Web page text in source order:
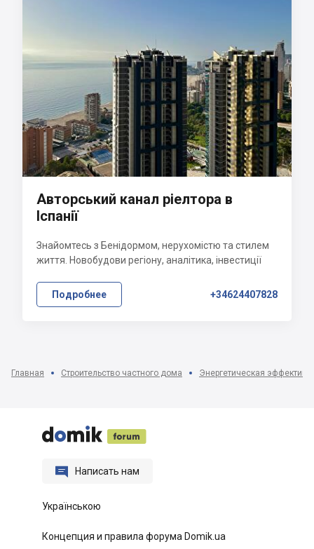
Авторський канал ріелтора в
Іспанії
Знайомтесь з Бенідормом, нерухомістю та стилем
життя. Новобудови регіону, аналітика, інвестиції
Подробнее +34624407828
Главная Строительство частного дома Энергетическая


 

 Написать нам
Українською
Концепция и правила форума Domik.ua